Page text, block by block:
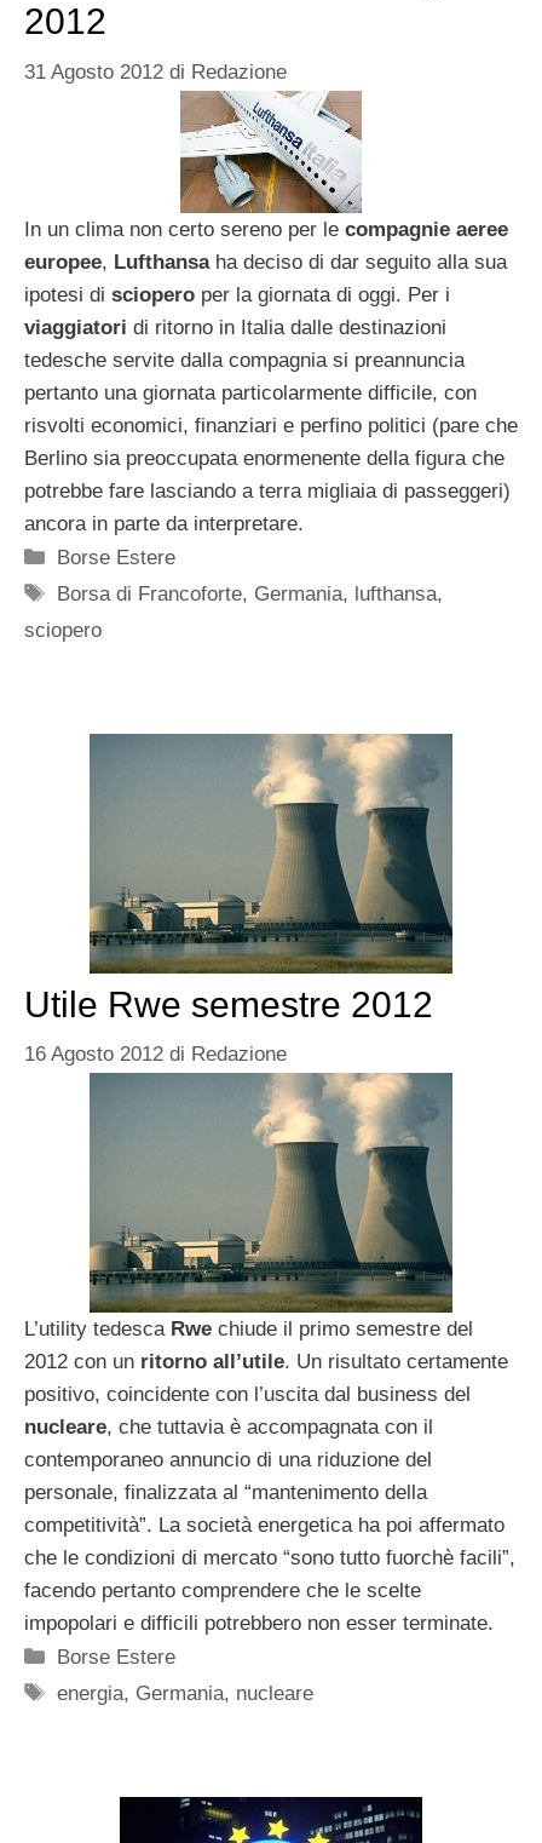
2012
31 Agosto 2012 di Redazione
In un clima non certo sereno per le compagnie aeree
europee, Lufthansaha deciso di dar seguito alla sua
ipotesi di sciopero per la giornata di oggi. Per i
viaggiatori di ritorno in Italia dalle destinazioni
tedesche servite dalla compagnia si preannuncia
pertanto una giornata particolarmente difficile, con
risvolti economici, finanziari e perfino politici (pare che
Berlino sia preoccupata enormenente della figura che
potrebbe fare lasciando a terra migliaia di passeggeri)
ancora in parte da interpretare.
Categorie
Borse Estere
Tag
Borsa di Francoforte, Germania, lufthansa,
sciopero
Utile Rwe semestre 2012
16 Agosto 2012 di Redazione
L’utility tedesca Rwe chiude il primo semestre del
2012 con un ritorno all’utile. Un risultato certamente
positivo, coincidente con l’uscita dal business del
nucleare, che tuttavia è accompagnata con il
contemporaneo annuncio di una riduzione del
personale, finalizzata al “mantenimento della
competitività”. La società energetica ha poi affermato
che le condizioni di mercato “sono tutto fuorchè facili”,
facendo pertanto comprendere che le scelte
impopolari e difficili potrebbero non esser terminate.
Categorie
Borse Estere
Tag
energia, Germania, nucleare